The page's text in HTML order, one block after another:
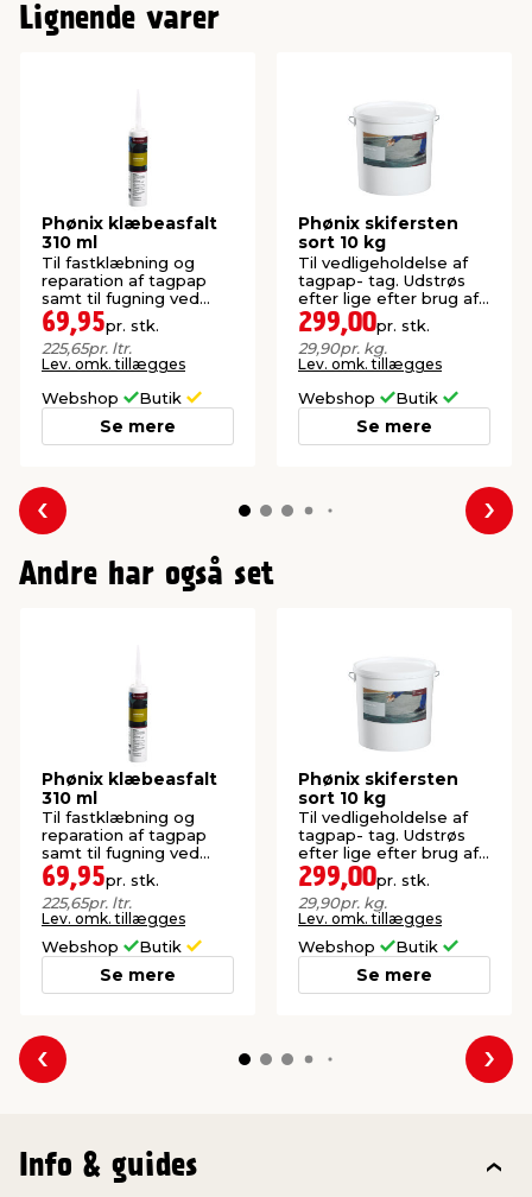
Lignende varer
Phønix klæbeasfalt
310 ml
Til fastklæbning og
reparation af tagpap
samt til fugning ved
ovenlys m.m.
69,95pr. stk.
225,65pr. ltr.
Lev. omk. tillægges
Webshop Butik
Se mere
Phønix skifersten
sort 10 kg
Til vedligeholdelse af
tagpap- tag. Udstrøs
efter lige efter brug af
tagasfalt.
299,00pr. stk.
29,90pr. kg.
Lev. omk. tillægges
Webshop Butik
Se mere
Forrige
Andre har også set
Phønix klæbeasfalt
310 ml
Til fastklæbning og
reparation af tagpap
samt til fugning ved
ovenlys m.m.
69,95pr. stk.
225,65pr. ltr.
Lev. omk. tillægges
Webshop Butik
Se mere
Phønix skifersten
sort 10 kg
Til vedligeholdelse af
tagpap- tag. Udstrøs
efter lige efter brug af
tagasfalt.
299,00pr. stk.
29,90pr. kg.
Lev. omk. tillægges
Webshop Butik
Se mere
Forrige
Info & guides